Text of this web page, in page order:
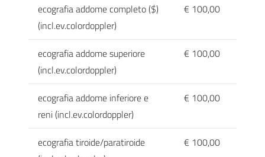
ecografia addome completo ($)
(incl.ev.colordoppler)
€ 100,00
ecografia addome superiore
(incl.ev.colordoppler)
€ 100,00
ecografia addome inferiore e
reni (incl.ev.colordoppler)
€ 100,00
ecografia tiroide/paratiroide
€ 100,00